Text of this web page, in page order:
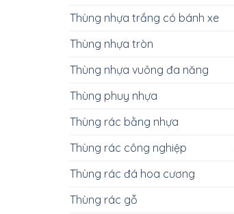
Thùng nhựa trắng có bánh xe
Thùng nhựa tròn
Thùng nhựa vuông đa năng
Thùng phuy nhựa
Thùng rác bằng nhựa
Thùng rác công nghiệp
Thùng rác đá hoa cương
Thùng rác gỗ